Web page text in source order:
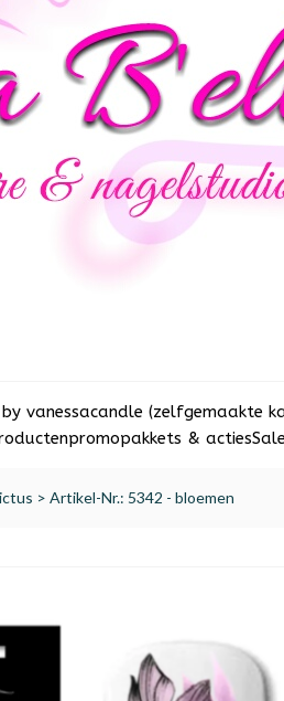
vanessacandle (zelfgemaakte
promopakkets & actiesSale
> Artikel-Nr.: 5342 - bloemen